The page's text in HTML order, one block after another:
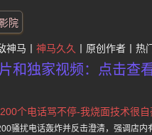
院
神马 神马久久 原创作者 热
和独家视频：点击查
个电话骂不停-我烧面技术很自
骚扰电话轰炸并反击澄清，强调店内